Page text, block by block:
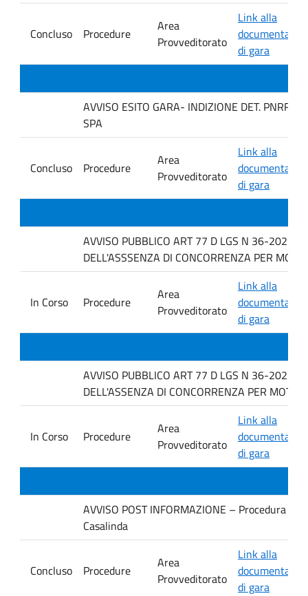
Concluso Procedure
Area
Provveditorato
Link alla
di gara
AVVISO ESITO GARA- INDIZIONE DET. PNRR
SPA
Concluso Procedure
Area
Provveditorato
Link alla
di gara
AVVISO PUBBLICO ART 77 D LGS N 36-2023
DELL'ASSSENZA DI CONCORRENZA PER
In Corso Procedure
Area
Provveditorato
Link alla
di gara
AVVISO PUBBLICO ART 77 D LGS N 36-2023
DELL'ASSENZA DI CONCORRENZA PER
In Corso Procedure
Area
Provveditorato
Link alla
di gara
AVVISO POST INFORMAZIONE – Procedura
Casalinda
Concluso Procedure
Area
Provveditorato
Link alla
di gara